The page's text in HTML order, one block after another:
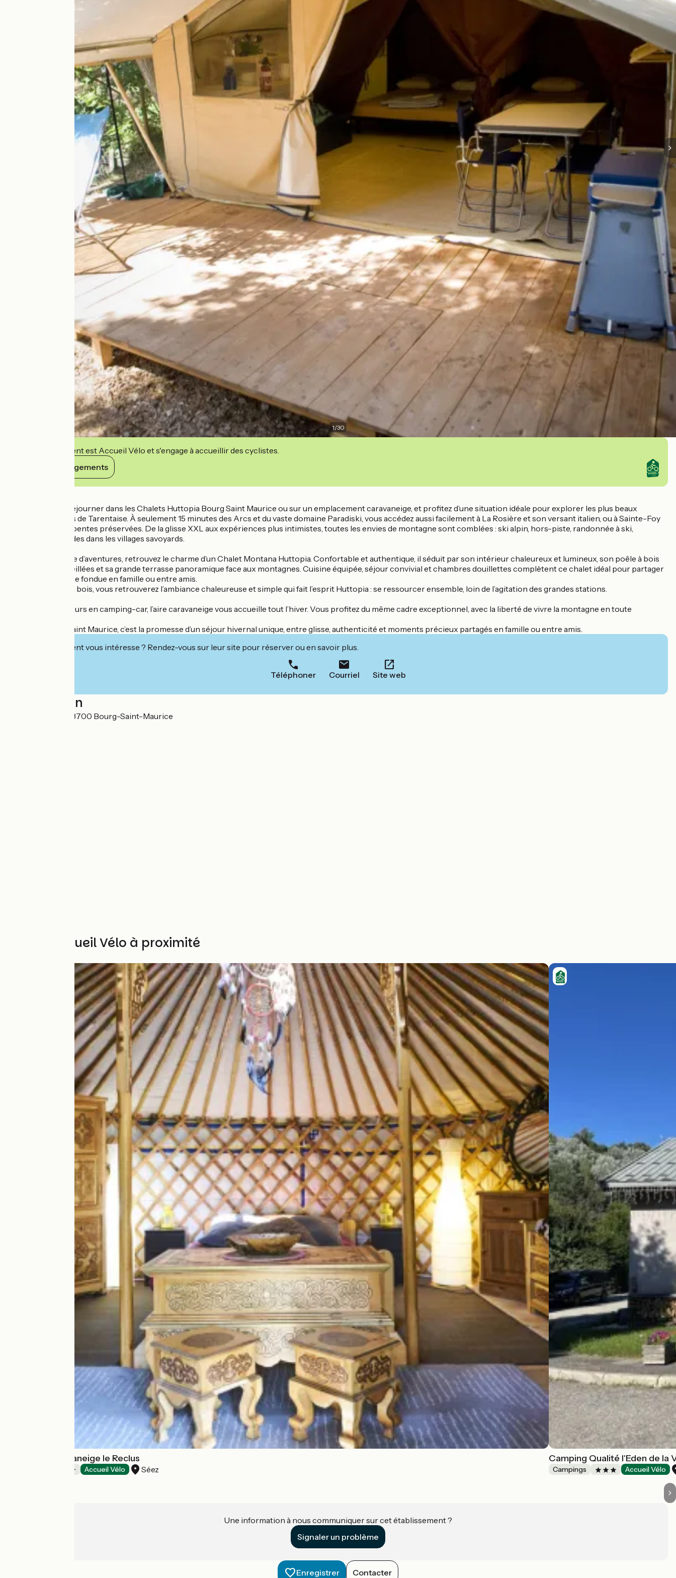
1/30
Cet établissement est Accueil Vélo et s'engage à accueillir des cyclistes.
Voir ses engagements
Cet hiver, venez séjourner dans les Chalets Huttopia Bourg Saint Maurice ou sur un emplacement caravaneige, et profitez d’une situation idéale pour explorer les plus beaux
domaines skiables de Tarentaise. À seulement 15 minutes des Arcs et du vaste domaine Paradiski, vous accédez aussi facilement à La Rosière et son versant italien, ou à Sainte-Foy
Tarentaise et ses pentes préservées. De la glisse XXL aux expériences plus intimistes, toutes les envies de montagne sont comblées : ski alpin, hors-piste, randonnée à ski,
raquettes ou balades dans les villages savoyards.
Après une journée d’aventures, retrouvez le charme d’un Chalet Montana Huttopia. Confortable et authentique, il séduit par son intérieur chaleureux et lumineux, son poêle à bois
pour de douces veillées et sa grande terrasse panoramique face aux montagnes. Cuisine équipée, séjour convivial et chambres douillettes complètent ce chalet idéal pour partager
une raclette ou une fondue en famille ou entre amis.
Dans ce cocon en bois, vous retrouverez l’ambiance chaleureuse et simple qui fait l’esprit Huttopia : se ressourcer ensemble, loin de l’agitation des grandes stations.
Et pour les voyageurs en camping-car, l’aire caravaneige vous accueille tout l’hiver. Vous profitez du même cadre exceptionnel, avec la liberté de vivre la montagne en toute
Huttopia Bourg Saint Maurice, c’est la promesse d’un séjour hivernal unique, entre glisse, authenticité et moments précieux partagés en famille ou entre amis.
Cet établissement vous intéresse ? Rendez-vous sur leur site pour réserver ou en savoir plus.
Téléphoner Courriel Site web
Localisation
Route des Arcs 73700 Bourg-Saint-Maurice
Autres Accueil Vélo à proximité
Camping caravaneige le Reclus
Accueil Vélo Séez
Camping Qualité l'Eden de la
Campings Accueil Vélo
Une information à nous communiquer sur cet établissement ?
Signaler un problème
Enregistrer Contacter